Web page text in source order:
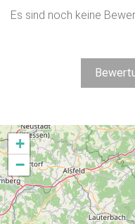
Es sind noch keine
+
−